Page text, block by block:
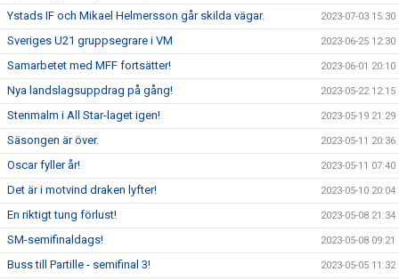
Ystads IF och Mikael Helmersson går skilda vägar. 2023-07-03 15:30
Sveriges U21 gruppsegrare i VM 2023-06-25 12:30
Samarbetet med MFF fortsätter! 2023-06-01 20:10
Nya landslagsuppdrag på gång! 2023-05-22 12:15
Stenmalm i All Star-laget igen! 2023-05-19 21:29
Säsongen är över. 2023-05-11 20:36
Oscar fyller år! 2023-05-11 07:40
Det är i motvind draken lyfter! 2023-05-10 20:04
En riktigt tung förlust! 2023-05-08 21:34
SM-semifinaldags! 2023-05-08 09:21
Buss till Partille - semifinal 3! 2023-05-05 11:32